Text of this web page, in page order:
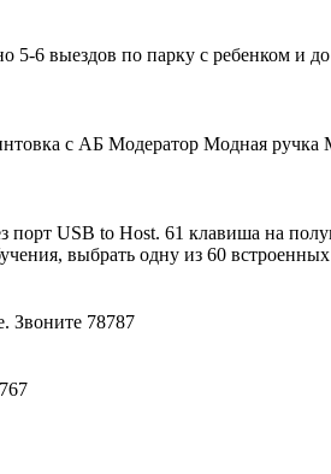
5-6 выездов по парку с ребенком
с АБ Модератор Модная ручка
USB to Host. 61 клавиша на
выбрать одну из 60
Звоните 78787